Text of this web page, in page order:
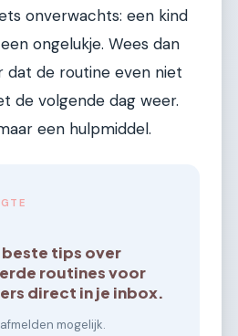
onverwachts: een kind
ongelukje. Wees dan
dat de routine even niet
de volgende dag weer.
een hulpmiddel.
tips over
routines voor
direct in je inbox.
mogelijk.